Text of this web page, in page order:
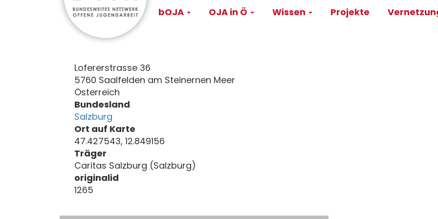
Main
bOJA OJA in Ö Wissen Projekte
Lofererstrasse 36
5760 Saalfelden am Steinernen Meer
Österreich
Bundesland
Salzburg
Ort auf Karte
47.427543, 12.849156
Träger
Caritas Salzburg (Salzburg)
originalid
1265